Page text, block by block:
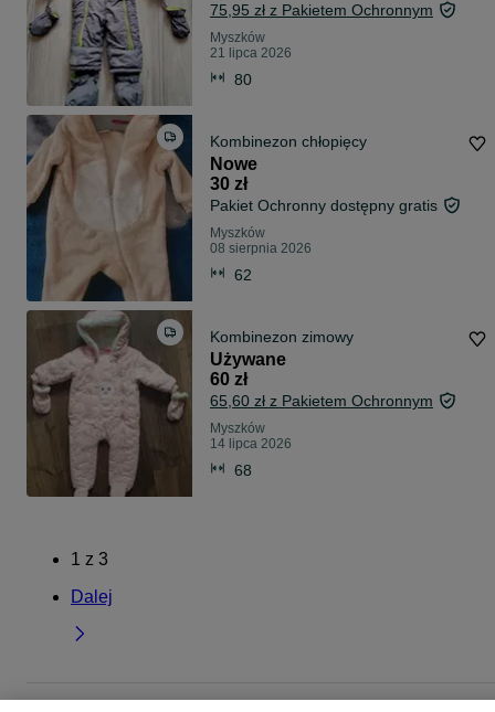
75,95 zł z Pakietem Ochronnym
Myszków
21 lipca 2026
80
Kombinezon chłopięcy
Nowe
30 zł
Pakiet Ochronny dostępny gratis
Myszków
08 sierpnia 2026
62
Kombinezon zimowy
Używane
60 zł
65,60 zł z Pakietem Ochronnym
Myszków
14 lipca 2026
68
1 z 3
Dalej